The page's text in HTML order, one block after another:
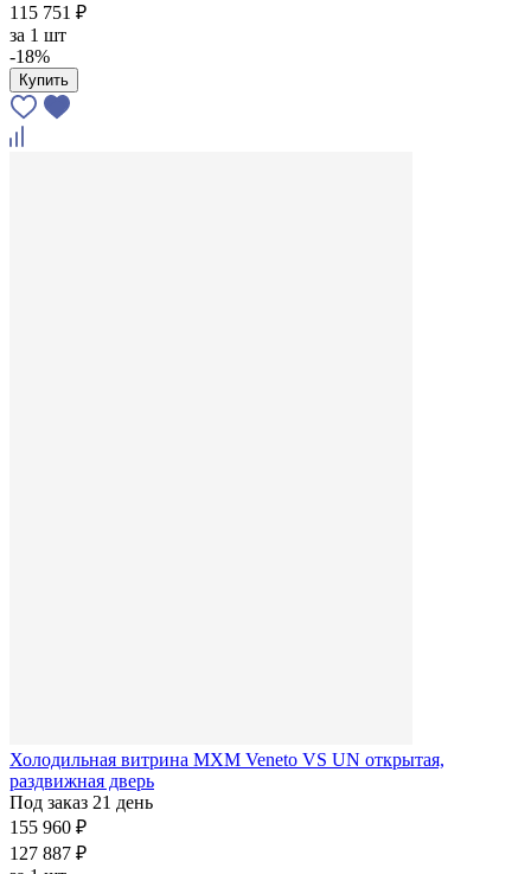
115 751 ₽
за 1 шт
-18%
Купить
Холодильная витрина МХМ Veneto VS UN открытая,
раздвижная дверь
Под заказ 21 день
155 960 ₽
127 887 ₽